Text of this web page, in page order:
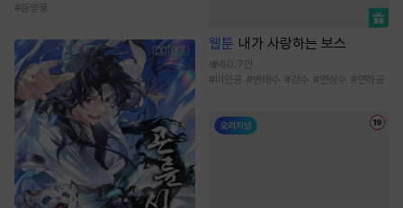
#동양풍
웹툰 내가 사랑하는 보스
60.7만
#미인공 #변태수 #강수 #연상수 #연하공